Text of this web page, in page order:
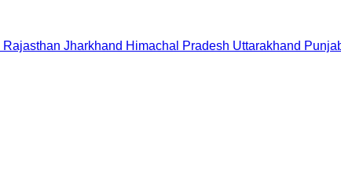
Rajasthan Jharkhand Himachal Pradesh Uttarakhand